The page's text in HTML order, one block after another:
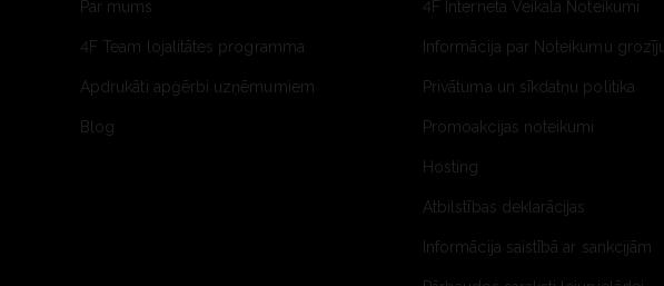
Par mums
4F Team lojalitātes programma
Apdrukāti apģērbi uzņēmumiem
Blog
4F Interneta Veikala Noteikumi
Informācija par Noteikumu
Privātuma un sīkdatņu politika
Promoakcijas noteikumi
Hosting
Atbilstības deklarācijas
Informācija saistībā ar sankcijām